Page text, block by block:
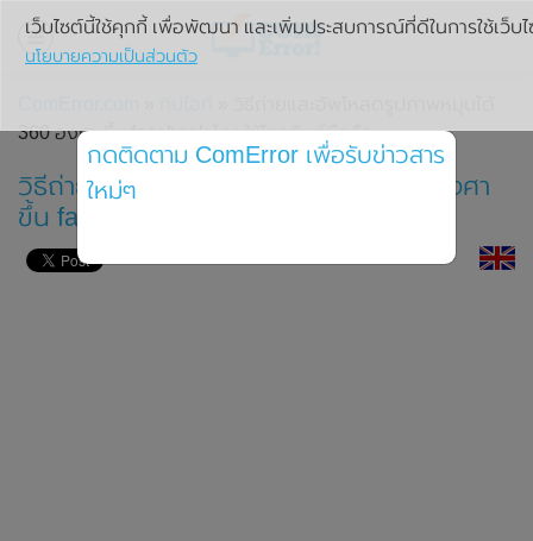
360 องศา ขึ้น facebook โดยใช้โทรศัพท์มือถือ
วิธีถ่ายและอัพโหลดรูปภาพหมุนได้ 360 องศา
ขึ้น facebook โดยใช้โทรศัพท์มือถือ
เว็บไซต์นี้ใช้คุกกี้ เพื่อพัฒนา และเพิ่มประสบการณ์ที่ดีในการใช้เว็บ
นโยบายความเป็นส่วนตัว
กดติดตาม ComError เพื่อรับข่าวสาร
ใหม่ๆ